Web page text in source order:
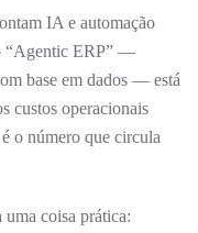
IA e automação
“Agentic ERP” —
base em dados — está
custos operacionais
o número que circula
uma coisa prática: